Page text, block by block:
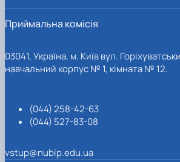
Приймальна комісія
03041, Україна, м. Київ вул.
навчальний корпус № 1, кімната № 12.
(044) 258-42-63
(044) 527-83-08
vstup@nubip.edu.ua